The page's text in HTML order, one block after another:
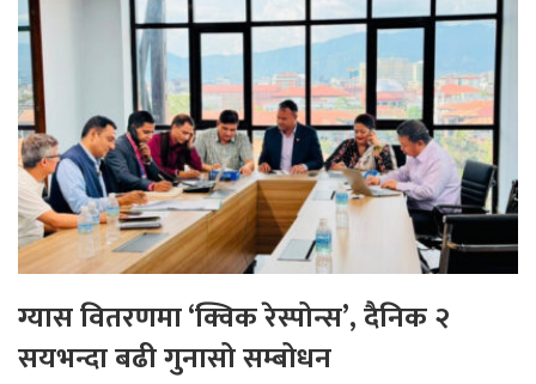
ग्यास वितरणमा ‘क्विक रेस्पोन्स’, दैनिक २
सयभन्दा बढी गुनासो सम्बोधन